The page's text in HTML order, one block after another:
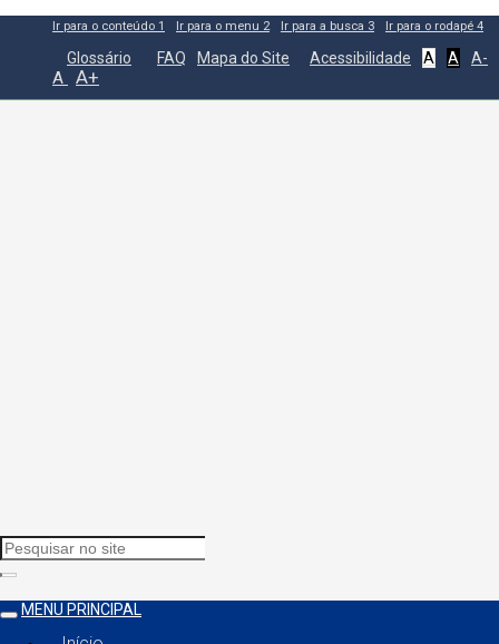
Ir para o conteúdo 1 Ir para o menu 2 Ir para a busca 3 Ir para o rodapé 4
Glossário FAQ Mapa do Site Acessibilidade A A A-
A A+
MENU PRINCIPAL